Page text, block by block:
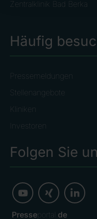
Zentralklinik Bad Berka
Häufig
Pressemeldungen
Stellenangebote
Kliniken
Investoren
Folgen Sie
Presseportal. de